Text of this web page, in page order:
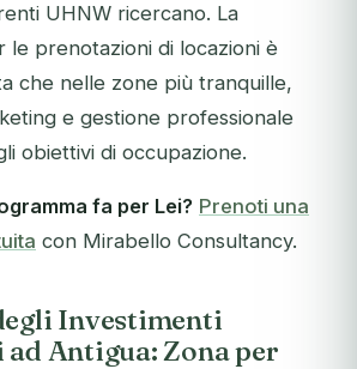
UHNW ricercano. La
le prenotazioni di locazioni è
che nelle zone più tranquille,
e gestione professionale
obiettivi di occupazione.
fa per Lei? Prenoti una
con Mirabello Consultancy.
Investimenti
Antigua: Zona per